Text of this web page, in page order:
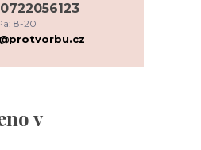
v
8-20